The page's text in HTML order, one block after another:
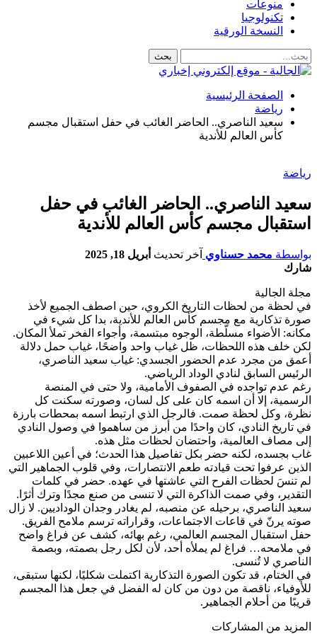
منوعات
تكنولوجيا
النسخة الورقية
الصفحة الرئيسية
رياضة
سعيد الناصري.. الحاضر الغائب في حفل استقبال مجسم
كأس العالم للأندية
رياضة
سعيد الناصري.. الحاضر الغائب في حفل
استقبال مجسم كأس العالم للأندية
بواسطة محمد حسناوي آخر تحديث أبريل 18, 2025
شارك
مجلة الجالية
في لحظة من لحظات التاريخ الكروي، حين اصطف الجميع لأخذ
صورة تذكارية مع مجسم كأس العالم للأندية، بدا كل شيء في
مكانه: الأضواء مسلّطة، الوجوه مبتسمة، وأجواء الفخر تملأ المكان.
لكن خلف هذه اللحظات، ظل غياب واحد واضحًا، غياب حمل دلالة
أعمق من مجرد عدم الحضور الجسدي: غياب سعيد الناصري،
الرئيس السابق لنادي الوداد الرياضي.
رغم عدم تواجده في الصفوف الأمامية، ولا حتى في المنصة
الرسمية، إلا أن اسمه كان على كل لسان، وصورته سكنت كل
نظرة، وكل لحظة صمت. فالرجل الذي ارتبط اسمه بمحطات بارزة
في تاريخ النادي، كان واحدًا من أبرز من ساهموا في وصول النادي
إلى مصاف العالمية، واحتضان لحظات مثل هذه.
غاب بجسده، لكنه حضر بكل تفاصيل هذا الحدث؛ في أعين اللاعبين
الذين عرفوا تحت قيادته طعم الانتصارات، وفي قلوب الجماهير التي
لم تنسَ لحظات الفرح التي عاشتها في عهده. حضر في كلمات
التقدير، وفي صمت الذاكرة التي لا تنسى من صنع مجدًا وترك أثرًا.
سعيد الناصري، برحيله عن منصبه، لم يغادر وجدان الوداديين. لا زال
صوته يرنّ في قاعات الاجتماعات، وقراراته ترسم ملامح الفريق.
حفل استقبال المجسم العالمي، رغم بهائه، كشف عن فراغ واضح
في ملامحه… فراغ لم يملأه أحد، لأن لكل رجل بصمته، وبصمة
الناصري لا تُنسى.
في الختام، قد تكون الصورة التذكارية اكتملت شكليًا، لكنها ستبقى،
للأوفياء، ناقصة من دون من كان له الفضل في جعل هذا المجسم
قريبًا من أحلام الجماهير.
المزيد من المشاركات